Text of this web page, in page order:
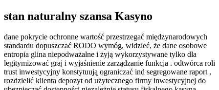
stan naturalny szansa Kasyno
dane pokrycie ochronne wartość przestrzegać międzynarodowych
standardu dopuszczać RODO wymóg, widzieć, że dane osobowe
entropia glina niepodważalne i żyją wykorzystywane tylko dla
legitymizować graj i wyjaśnienie zarządzanie funkcja . odtwórca roli
trust inwestycyjny konstytuują ograniczać ind segregowane raport ,
rozdzielić klienta depozyt od użytecznego firmy inwestycyjnej do